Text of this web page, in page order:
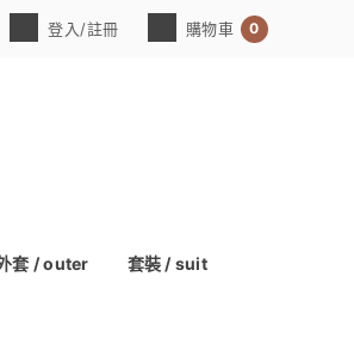
登入/註冊 購物車 0
套 / outer 套裝 / suit